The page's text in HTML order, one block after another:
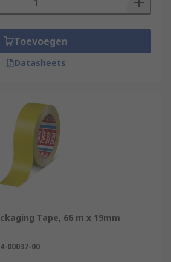
Toevoegen
Datasheets
Tape, 66 m x 19mm
00037-00